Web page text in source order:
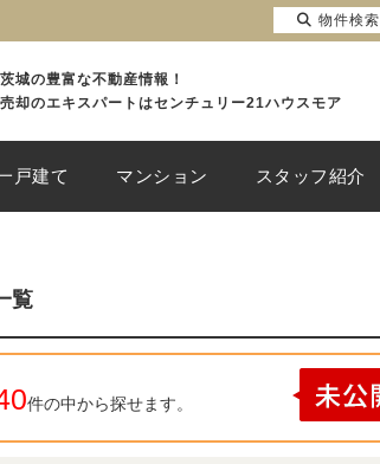
城の豊富な不動産情報！
却のエキスパートはセンチュリー21ハウスモア
戸建て マンション スタッフ紹介
覧
件の中から探せます。
物件検索